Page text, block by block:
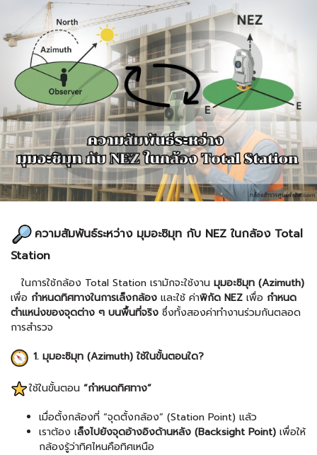
ความสัมพันธ์ระหว่าง มุมอะซิมุท กับ NEZ ในกล้อง Total
Station
ในการใช้กล้อง Total Station เรามักจะใช้งาน มุมอะซิมุท (Azimuth)
เพื่อ กำหนดทิศทางในการเล็งกล้อง และใช้ ค่าพิกัด NEZ เพื่อ กำหนด
ตำแหน่งของจุดต่าง ๆ บนพื้นที่จริง ซึ่งทั้งสองค่าทำงานร่วมกันตลอด
การสำรวจ
1. มุมอะซิมุท (Azimuth) ใช้ในขั้นตอนใด?
ใช้ในขั้นตอน “กำหนดทิศทาง”
เมื่อตั้งกล้องที่ “จุดตั้งกล้อง” (Station Point) แล้ว
เราต้อง เล็งไปยังจุดอ้างอิงด้านหลัง (Backsight Point) เพื่อให้
กล้องรู้ว่าทิศไหนคือทิศเหนือ